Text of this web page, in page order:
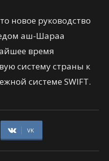
новое руководство
аш-Шараа
время
систему страны к
системе SWIFT.
VK